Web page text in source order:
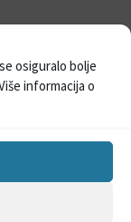
osiguralo bolje
informacija o
za party| Izrada Web